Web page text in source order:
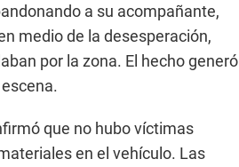
a su acompañante,
medio de la desesperación,
por la zona. El hecho generó
que no hubo víctimas
en el vehículo. Las